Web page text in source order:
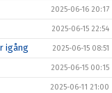
2025-06-16 20:17
2025-06-15 22:54
igång 2025-06-15 08:51
2025-06-15 00:15
2025-06-11 21:00